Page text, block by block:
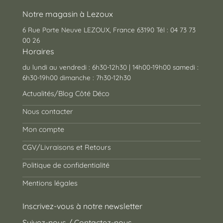
Notre magasin à Lezoux
6 Rue Porte Neuve LEZOUX, France 63190 Tél : 04 73 73
00 26
Horaires
du lundi au vendredi : 6h30-12h30 | 14h00-19h00 samedi :
6h30-19h00 dimanche : 7h30-12h30
Actualités/Blog Côté Déco
Nous contacter
Mon compte
CGV/Livraisons et Retours
Politique de confidentialité
Mentions légales
Inscrivez-vous à notre newsletter